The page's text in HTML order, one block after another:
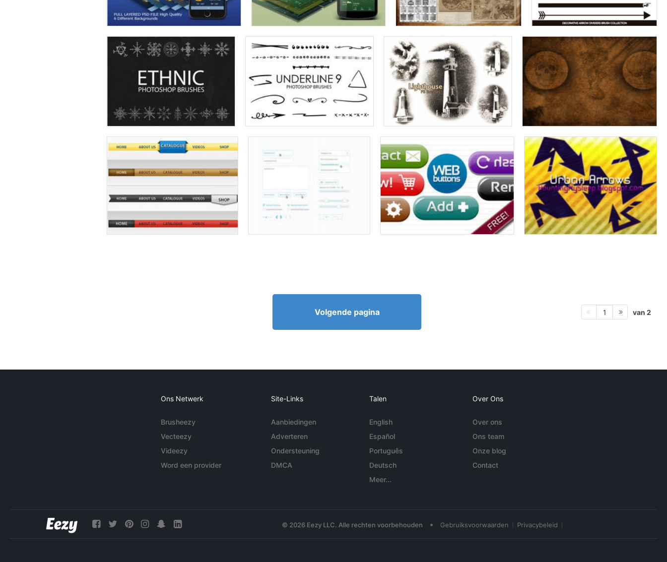
Volgende pagina 1 van 2
Ons Netwerk
Brusheezy
Vecteezy
Videezy
Word een provider
Site-Links
Aanbiedingen
Adverteren
Ondersteuning
DMCA
Talen
English
Español
Português
Deutsch
Meer...
Over Ons
Over ons
Ons team
Onze blog
Contact
© 2026 Eezy LLC. Alle rechten voorbehouden • Gebruiksvoorwaarden Privacybeleid